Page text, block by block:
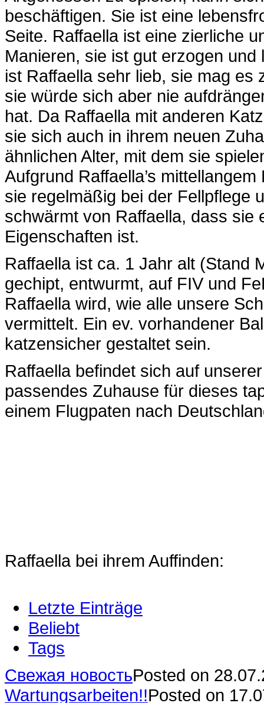
beschäftigen. Sie ist eine
Seite. Raffaella ist eine zierliche
Manieren, sie ist gut erzogen
ist Raffaella sehr lieb, sie mag
sie würde sich aber nie
hat. Da Raffaella mit anderen
sie sich auch in ihrem neuen
ähnlichen Alter, mit dem sie
Aufgrund Raffaella’s
sie regelmäßig bei der Fellpflege
schwärmt von Raffaella, dass sie
Eigenschaften ist.
Raffaella ist ca. 1 Jahr alt (Stand
gechipt, entwurmt, auf FIV und
Raffaella wird, wie alle unsere
vermittelt. Ein ev. vorhandener
katzensicher gestaltet sein.
Raffaella befindet sich auf
passendes Zuhause für dieses
einem Flugpaten nach
Raffaella bei ihrem Auffinden:
Letzte Einträge
Beliebt
Tags
Свежая новостьPosted on
Wartungsarbeiten!!Posted on